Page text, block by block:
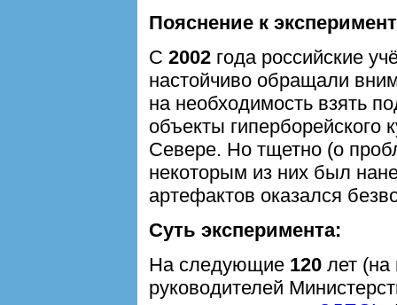
Пояснение к
С 2002 года российские
настойчиво обращали
на необходимость взять
объекты гиперборейского
Севере. Но тщетно (о
некоторым из них был
артефактов оказался
Суть эксперимента:
На следующие 120 лет
руководителей